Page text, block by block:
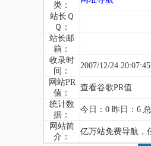
类：
站长Ｑ
Ｑ：
站长邮
箱：
收录时
间：
2007/12/24 20:07:45
网站PR
值：
查看谷歌PR值
统计数
据：
今日：0 昨日：6
网站简
介：
亿万站免费导航，